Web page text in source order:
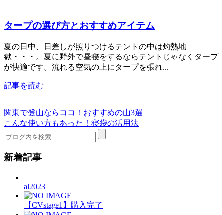
タープの選び方とおすすめアイテム
夏の日中、日差しが照りつけるテントの中は灼熱地
獄・・・。夏に野外で昼寝をするならテントじゃなくタープ
が快適です。流れる空気の上にタープを張れ...
記事を読む
関東で登山ならココ！おすすめの山3選
こんな使い方もあった！寝袋の活用法
新着記事
al2023
【CVstage1】購入完了